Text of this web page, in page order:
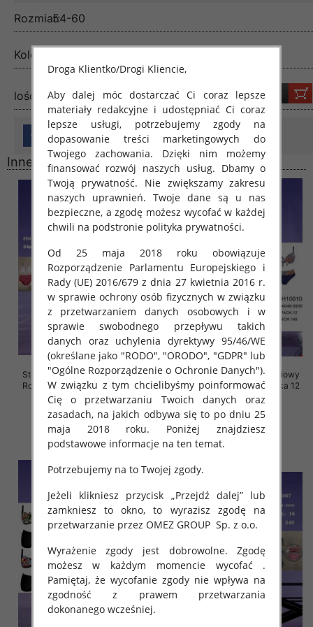
Rozmiar:54-60
Kolor:
lość:
Inne produkty
Stroje kąpielowe dwuczęściowy
Roz 46-60, Mix Kolor Paczka 24
szt.
41.00 zł
szczegóły
Stroje kąpielowe dwuczęściowy
Roz 46-60, Mix Kolor Paczka 12
szt.
44.00 zł
szczegóły
Droga Klientko/Drogi Kliencie,
Aby dalej móc dostarczać Ci coraz lepsze
materiały redakcyjne i udostępniać Ci coraz
lepsze usługi, potrzebujemy zgody na
dopasowanie treści marketingowych do
Twojego zachowania. Dzięki nim możemy
finansować rozwój naszych usług. Dbamy o
Twoją prywatność. Nie zwiększamy zakresu
naszych uprawnień. Twoje dane są u nas
bezpieczne, a zgodę możesz wycofać w każdej
chwili na podstronie polityka prywatności.
Od 25 maja 2018 roku obowiązuje
Rozporządzenie Parlamentu Europejskiego i
Rady (UE) 2016/679 z dnia 27 kwietnia 2016 r.
w sprawie ochrony osób fizycznych w związku
z przetwarzaniem danych osobowych i w
sprawie swobodnego przepływu takich
danych oraz uchylenia dyrektywy 95/46/WE
(określane jako "RODO", "ORODO", "GDPR" lub
"Ogólne Rozporządzenie o Ochronie Danych").
W związku z tym chcielibyśmy poinformować
Cię o przetwarzaniu Twoich danych oraz
zasadach, na jakich odbywa się to po dniu 25
maja 2018 roku. Poniżej znajdziesz
podstawowe informacje na ten temat.
Potrzebujemy na to Twojej zgody.
Jeżeli klikniesz przycisk „Przejdź dalej” lub
zamkniesz to okno, to wyrazisz zgodę na
przetwarzanie przez OMEZ GROUP Sp. z o.o.
Wyrażenie zgody jest dobrowolne. Zgodę
możesz w każdym momencie wycofać .
Pamiętaj, że wycofanie zgody nie wpływa na
zgodność z prawem przetwarzania
dokonanego wcześniej.